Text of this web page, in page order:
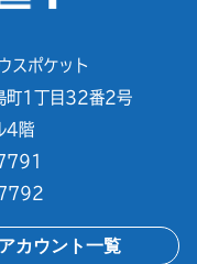
スポケット
町1丁目32番2号
4階
カウント一覧